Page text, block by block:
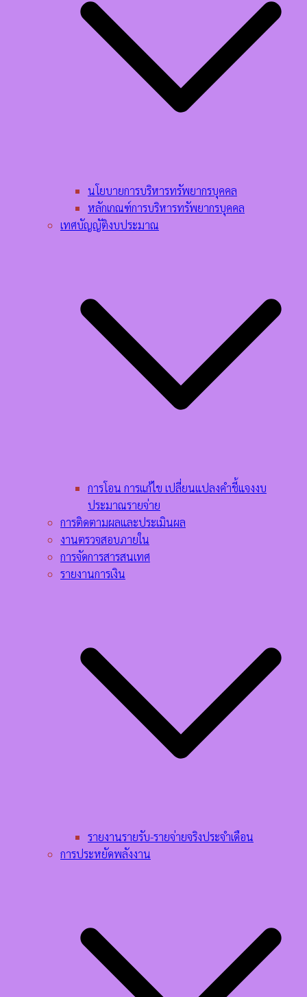
นโยบายการบริหารทรัพยากรบุคคล​
หลักเกณฑ์การบริหารทรัพยากรบุคคล​
เทศบัญญัติงบประมาณ
การโอน การแก้ไข เปลี่ยนแปลงคำชี้แจงงบ
ประมาณรายจ่าย
การติดตามผลและประเมินผล
งานตรวจสอบภายใน
การจัดการสารสนเทศ
รายงานการเงิน
รายงานรายรับ-รายจ่ายจริงประจำเดือน
การประหยัดพลังงาน